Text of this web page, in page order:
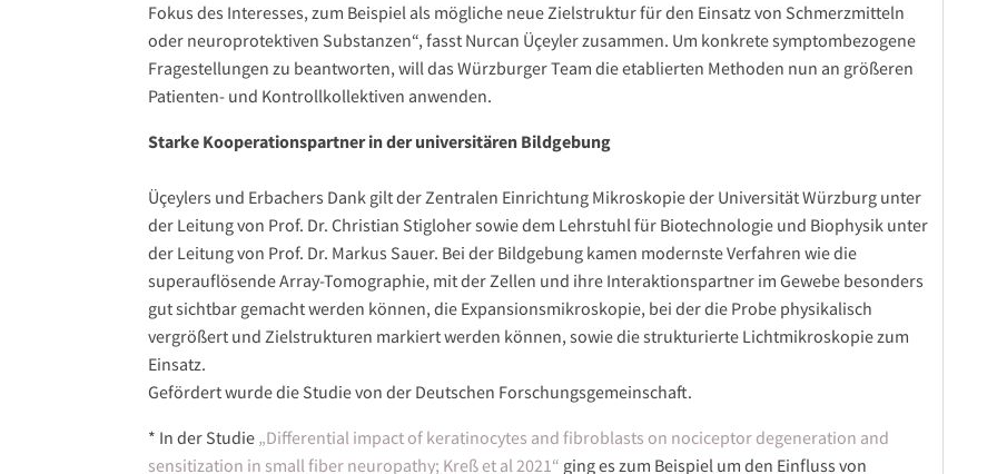
Fokus des Interesses, zum Beispiel als mögliche neue Zielstruktur für den Einsatz von Schmerzmitteln
oder neuroprotektiven Substanzen“, fasst Nurcan Üçeyler zusammen. Um konkrete symptombezogene
Fragestellungen zu beantworten, will das Würzburger Team die etablierten Methoden nun an größeren
Patienten- und Kontrollkollektiven anwenden.
Starke Kooperationspartner in der universitären Bildgebung
Üçeylers und Erbachers Dank gilt der Zentralen Einrichtung Mikroskopie der Universität Würzburg unter
der Leitung von Prof. Dr. Christian Stigloher sowie dem Lehrstuhl für Biotechnologie und Biophysik unter
der Leitung von Prof. Dr. Markus Sauer. Bei der Bildgebung kamen modernste Verfahren wie die
superauflösende Array-Tomographie, mit der Zellen und ihre Interaktionspartner im Gewebe besonders
gut sichtbar gemacht werden können, die Expansionsmikroskopie, bei der die Probe physikalisch
vergrößert und Zielstrukturen markiert werden können, sowie die strukturierte Lichtmikroskopie zum
Einsatz.
Gefördert wurde die Studie von der Deutschen Forschungsgemeinschaft.
* In der Studie „Differential impact of keratinocytes and fibroblasts on nociceptor degeneration and
sensitization in small fiber neuropathy; Kreß et al 2021“ ging es zum Beispiel um den Einfluss von